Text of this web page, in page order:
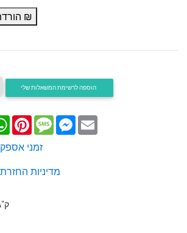
הורדת האלבום - 20.00 ₪
WhatsApp
PinterestMessageMessenger
זמני
מדיניות
0.08